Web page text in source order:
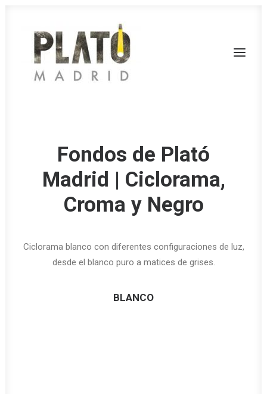
FONDOS
CALL
Fondos de Plató
Madrid | Ciclorama,
Croma y Negro
Ciclorama blanco con diferentes configuraciones de luz,
desde el blanco puro a matices de grises.
BLANCO